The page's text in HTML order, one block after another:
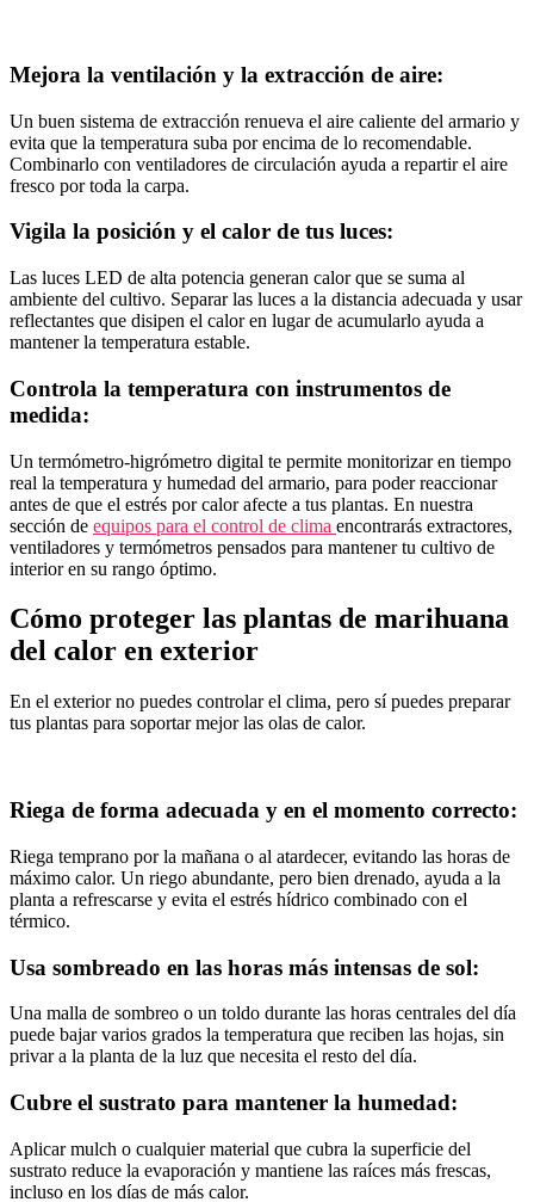
Mejora la ventilación y la extracción de aire:
Un buen sistema de extracción renueva el aire caliente del armario y
evita que la temperatura suba por encima de lo recomendable.
Combinarlo con ventiladores de circulación ayuda a repartir el aire
fresco por toda la carpa.
Vigila la posición y el calor de tus luces:
Las luces LED de alta potencia generan calor que se suma al
ambiente del cultivo. Separar las luces a la distancia adecuada y usar
reflectantes que disipen el calor en lugar de acumularlo ayuda a
mantener la temperatura estable.
Controla la temperatura con instrumentos de
medida:
Un termómetro-higrómetro digital te permite monitorizar en tiempo
real la temperatura y humedad del armario, para poder reaccionar
antes de que el estrés por calor afecte a tus plantas. En nuestra
sección de equipos para el control de clima encontrarás extractores,
ventiladores y termómetros pensados para mantener tu cultivo de
interior en su rango óptimo.
Cómo proteger las plantas de marihuana
del calor en exterior
En el exterior no puedes controlar el clima, pero sí puedes preparar
tus plantas para soportar mejor las olas de calor.
Riega de forma adecuada y en el momento correcto:
Riega temprano por la mañana o al atardecer, evitando las horas de
máximo calor. Un riego abundante, pero bien drenado, ayuda a la
planta a refrescarse y evita el estrés hídrico combinado con el
térmico.
Usa sombreado en las horas más intensas de sol:
Una malla de sombreo o un toldo durante las horas centrales del día
puede bajar varios grados la temperatura que reciben las hojas, sin
privar a la planta de la luz que necesita el resto del día.
Cubre el sustrato para mantener la humedad:
Aplicar mulch o cualquier material que cubra la superficie del
sustrato reduce la evaporación y mantiene las raíces más frescas,
incluso en los días de más calor.